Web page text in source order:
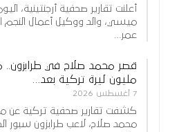
أعلنت تقارير صحفية أرجنتينية،
ميسي، والد ووكيل أعمال النجم
عمر…
مليون ليرة تركية بعد…
7 أغسطس 2026
كشفت تقارير صحفية تركية عن
محمد صلاح، لاعب طرابزون سبور